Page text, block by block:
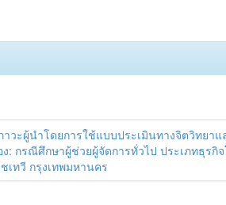
วะผู้นำโดยการใช้แบบประเมินทางจิตวิทยา
: กรณีศึกษาผู้ช่วยผู้จัดการทั่วไป ประเภทธุรกิ
เทวี กรุงเทพมหานคร